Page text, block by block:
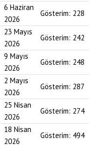
6 Haziran
2026
Gösterim: 228
23 Mayıs
2026
Gösterim: 242
9 Mayıs
2026
Gösterim: 248
2 Mayıs
2026
Gösterim: 287
25 Nisan
2026
Gösterim: 274
18 Nisan
2026
Gösterim: 494